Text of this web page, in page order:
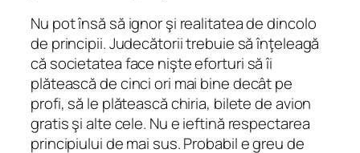
Nu pot însă să ignor şi realitatea de dincolo
de principii. Judecătorii trebuie să înţeleagă
că societatea face nişte eforturi să îi
plătească de cinci ori mai bine decât pe
profi, să le plătească chiria, bilete de avion
gratis şi alte cele. Nu e ieftină respectarea
principiului de mai sus. Probabil e greu de